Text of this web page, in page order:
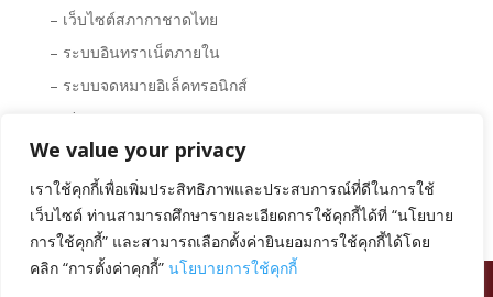
We value your privacy
เราใช้คุกกี้เพื่อเพิ่มประสิทธิภาพและประสบการณ์ที่ดีในการใช้
เว็บไซต์ ท่านสามารถศึกษารายละเอียดการใช้คุกกี้ได้ที่ “นโยบาย
การใช้คุกกี้” และสามารถเลือกตั้งค่ายินยอมการใช้คุกกี้ได้โดย
คลิก “การตั้งค่าคุกกี้” นโยบายการใช้คุกกี้
– เว็บไซต์สภากาชาดไทย
– ระบบอินทราเน็ตภายใน
– ระบบจดหมายอิเล็คทรอนิกส์
– Clipping News
– ระบบจัดซื้อ – จัดจ้างสภากาชาดไทย
– พิพิธภัณฑ์สภากาชาดไทย